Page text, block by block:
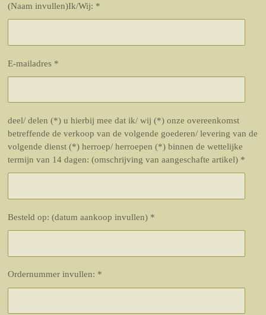
(Naam invullen)Ik/Wij: *
E-mailadres *
deel/ delen (*) u hierbij mee dat ik/ wij (*) onze overeenkomst
betreffende de verkoop van de volgende goederen/ levering van de
volgende dienst (*) herroep/ herroepen (*) binnen de wettelijke
termijn van 14 dagen: (omschrijving van aangeschafte artikel) *
Besteld op: (datum aankoop invullen) *
Ordernummer invullen: *